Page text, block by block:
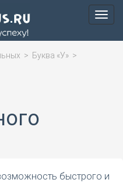
Меню
> Буква «У» >
быстрого и